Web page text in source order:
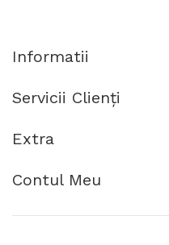
Informatii
Servicii Clienţi
Extra
Contul Meu